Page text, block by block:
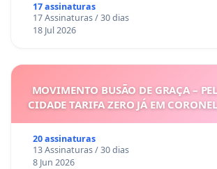
17 assinaturas
17 Assinaturas / 30 dias
18 Jul 2026
MOVIMENTO BUSÃO DE GRAÇA –
CIDADE TARIFA ZERO JÁ EM
20 assinaturas
13 Assinaturas / 30 dias
8 Jun 2026